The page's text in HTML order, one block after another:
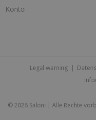
Konto
Legal warning|
©2026 Saloni | Alle Rechte